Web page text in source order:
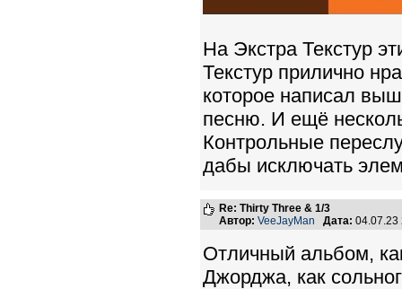
На Экстра Текстур
Текстур прилично
которое написал
песню. И ещё
Контрольные
дабы исключать
Re: Thirty Three & 1/3
Автор: VeeJayMan Дата:
Отличный альбом,
Джорджа, как